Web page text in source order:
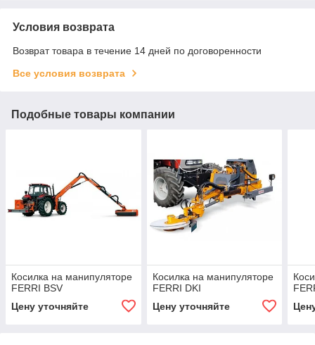
Условия возврата
Возврат товара в течение 14 дней по договоренности
Все условия возврата
Подобные товары компании
Косилка на манипуляторе
FERRI BSV
Цену уточняйте
Косилка на манипуляторе
FERRI DKI
Цену уточняйте